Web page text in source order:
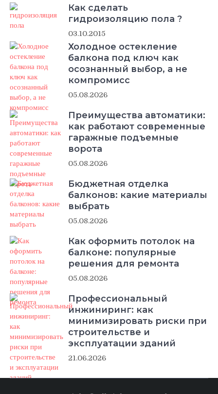
Как сделать
гидроизоляцию пола ?
03.10.2015
Холодное остекление
балкона под ключ как
осознанный выбор, а не
компромисс
05.08.2026
Преимущества автоматики:
как работают современные
гаражные подъемные
ворота
05.08.2026
Бюджетная отделка
балконов: какие материалы
выбрать
05.08.2026
Как оформить потолок на
балконе: популярные
решения для ремонта
05.08.2026
Профессиональный
инжиниринг: как
минимизировать риски при
строительстве и
эксплуатации зданий
21.06.2026